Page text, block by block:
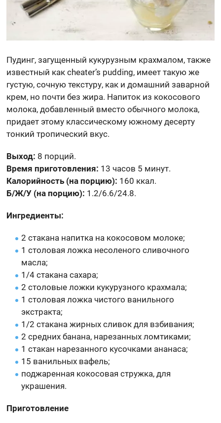
Пудинг, загущенный кукурузным крахмалом, также
известный как cheater’s pudding, имеет такую ​​же
густую, сочную текстуру, как и домашний заварной
крем, но почти без жира. Напиток из кокосового
молока, добавленный вместо обычного молока,
придает этому классическому южному десерту
тонкий тропический вкус.
Выход: 8 порций.
Время приготовления: 13 часов 5 минут.
Калорийность (на порцию): 160 ккал.
Б/Ж/У (на порцию): 1.2/6.6/24.8.
Ингредиенты:
2 стакана напитка на кокосовом молоке;
1 столовая ложка несоленого сливочного
масла;
1/4 стакана сахара;
2 столовые ложки кукурузного крахмала;
1 столовая ложка чистого ванильного
экстракта;
1/2 стакана жирных сливок для взбивания;
2 средних банана, нарезанных ломтиками;
1 стакан нарезанного кусочками ананаса;
15 ванильных вафель;
поджаренная кокосовая стружка, для
украшения.
Приготовление